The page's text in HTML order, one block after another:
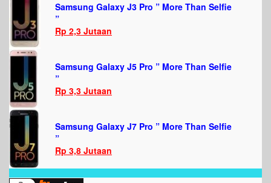
Samsung Galaxy J3 Pro ” More Than Selfie
”
Rp 2,3 Jutaan
Samsung Galaxy J5 Pro ” More Than Selfie
”
Rp 3,3 Jutaan
Samsung Galaxy J7 Pro ” More Than Selfie
”
Rp 3,8 Jutaan